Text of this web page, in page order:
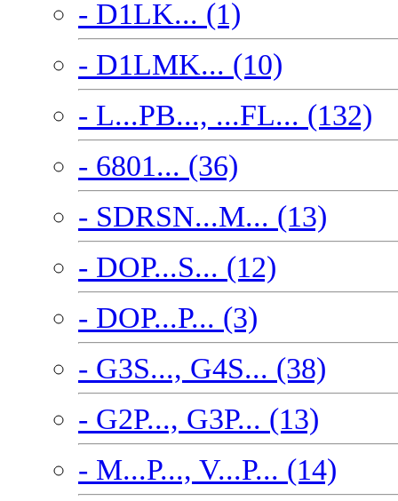
- D1LK... (1)
- D1LMK... (10)
- L...PB..., ...FL... (132)
- 6801... (36)
- SDRSN...M... (13)
- DOP...S... (12)
- DOP...P... (3)
- G3S..., G4S... (38)
- G2P..., G3P... (13)
- M...P..., V...P... (14)